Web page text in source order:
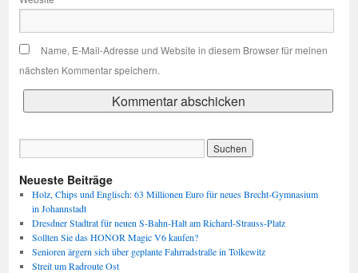
Name, E-Mail-Adresse und Website in diesem Browser für meinen
nächsten Kommentar speichern.
Neueste Beiträge
Holz, Chips und Englisch: 63 Millionen Euro für neues Brecht-Gymnasium
in Johannstadt
Dresdner Stadtrat für neuen S-Bahn-Halt am Richard-Strauss-Platz
Sollten Sie das HONOR Magic V6 kaufen?
Senioren ärgern sich über geplante Fahrradstraße in Tolkewitz
Streit um Radroute Ost